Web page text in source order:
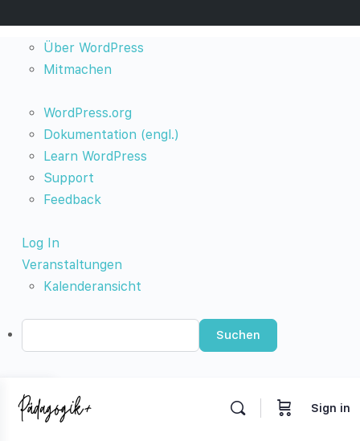
Über
WordPress
Über WordPress
Mitmachen
WordPress.org
Dokumentation (engl.)
Learn WordPress
Support
Feedback
Log In
Veranstaltungen
Kalenderansicht
Suchen
Toggle
Side
Sign in